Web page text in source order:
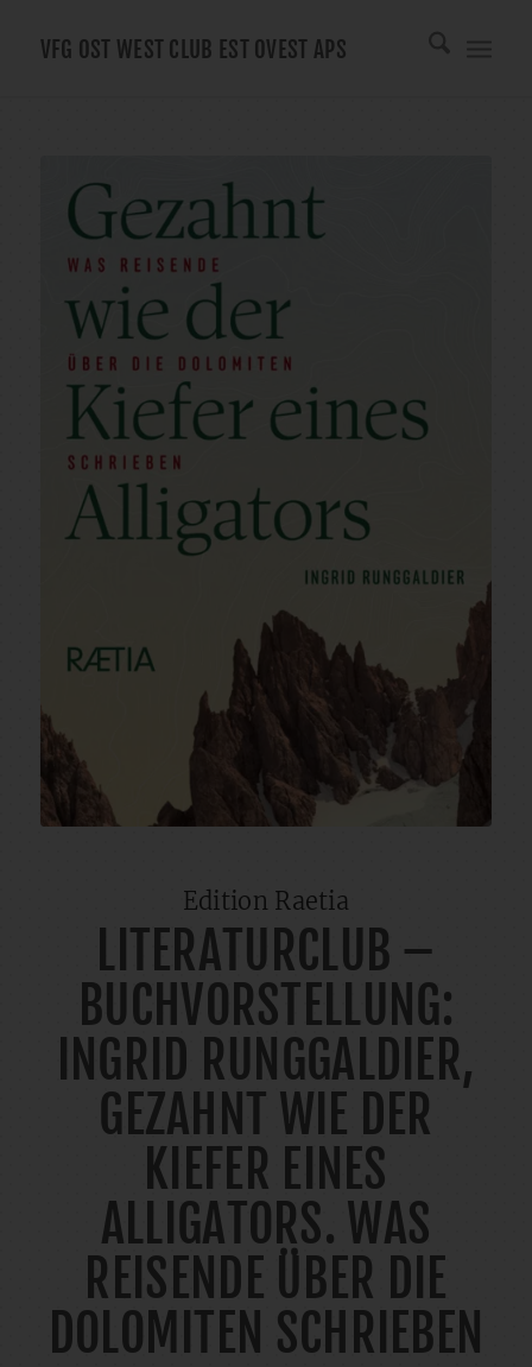
VFG OST WEST CLUB EST OVEST APS
Edition Raetia
LITERATURCLUB –
BUCHVORSTELLUNG:
INGRID RUNGGALDIER,
GEZAHNT WIE DER
KIEFER EINES
ALLIGATORS. WAS
REISENDE ÜBER DIE
DOLOMITEN SCHRIEBEN